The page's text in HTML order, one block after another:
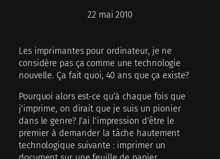
22 mai 2010
Les imprimantes pour ordinateur, je ne
considère pas ça comme une technologie
nouvelle. Ça fait quoi, 40 ans que ça existe?
Pourquoi alors est-ce qu’à chaque fois que
j’imprime, on dirait que je suis un pionier
dans le genre? J’ai l’impression d’être le
premier à demander la tâche hautement
technologique suivante : imprimer un